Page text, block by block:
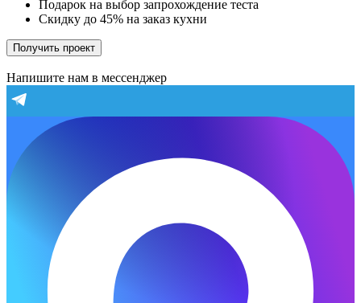
Подарок на выбор запрохождение теста
Скидку до 45% на заказ кухни
Получить проект
Напишите нам в мессенджер